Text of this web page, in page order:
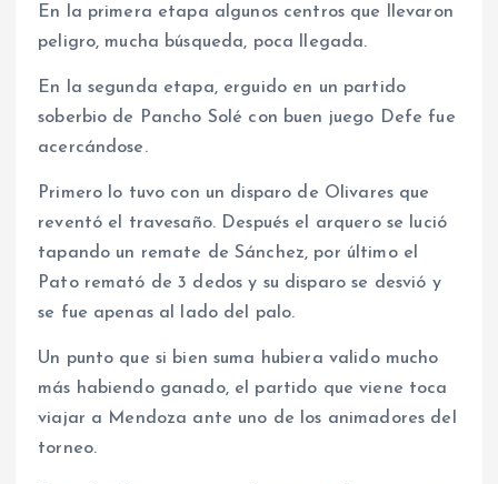
En la primera etapa algunos centros que llevaron
peligro, mucha búsqueda, poca llegada.
En la segunda etapa, erguido en un partido
soberbio de Pancho Solé con buen juego Defe fue
acercándose.
Primero lo tuvo con un disparo de Olivares que
reventó el travesaño. Después el arquero se lució
tapando un remate de Sánchez, por último el
Pato remató de 3 dedos y su disparo se desvió y
se fue apenas al lado del palo.
Un punto que si bien suma hubiera valido mucho
más habiendo ganado, el partido que viene toca
viajar a Mendoza ante uno de los animadores del
torneo.